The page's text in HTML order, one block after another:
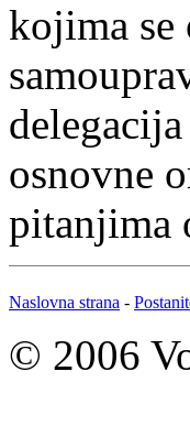
kojima se
osnovne
pitanjima
Naslovna strana -
© 2006